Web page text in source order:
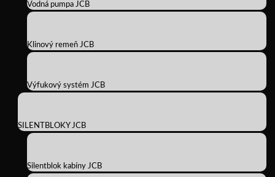
Vodná pumpa JCB
Klinový remeň JCB
Výfukový systém JCB
SILENTBLOKY JCB
Silentblok kabíny JCB